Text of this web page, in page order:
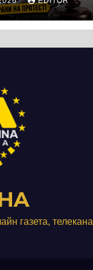
на
до стін
газета,